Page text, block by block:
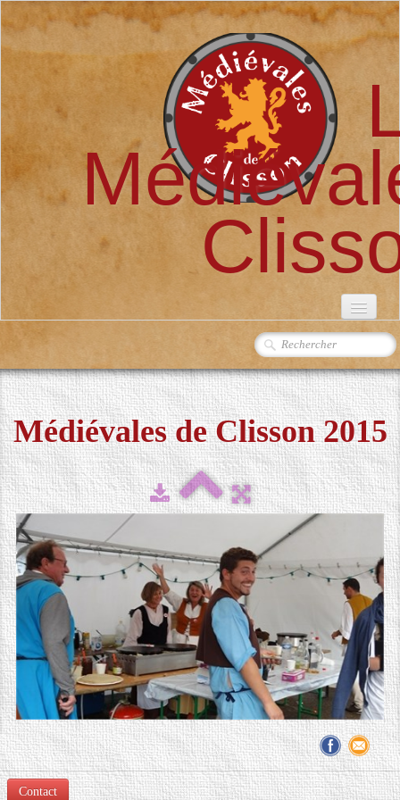
L'ASSOCIATION▼
FESTIVAL 2026▼
MÉDIAS▼
CONTACT
LOCATION DE COSTUMES
Médiévales de Clisson 2015
Contact